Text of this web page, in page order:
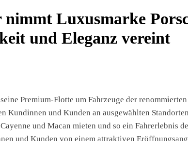
Luxusmarke
und Eleganz vereint
Premium-Flotte um Fahrzeuge der
Kundinnen und Kunden an ausgewählten
und Macan mieten und so ein Fahrerlebnis
und Kunden von einem attraktiven